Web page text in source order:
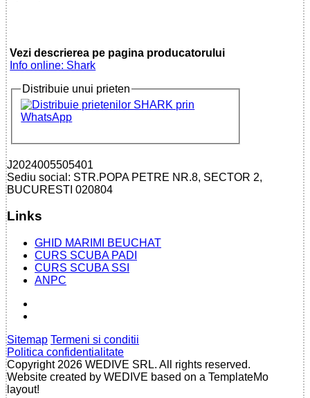
Vezi descrierea pe pagina producatorului
Info online: Shark
Distribuie unui prieten
J2024005505401
Sediu social: STR.POPA PETRE NR.8, SECTOR 2,
BUCURESTI 020804
Links
GHID MARIMI BEUCHAT
CURS SCUBA PADI
CURS SCUBA SSI
ANPC
Sitemap Termeni si conditii
Politica confidentialitate
Copyright 2026 WEDIVE SRL. All rights reserved.
Website created by WEDIVE based on a TemplateMo
layout!